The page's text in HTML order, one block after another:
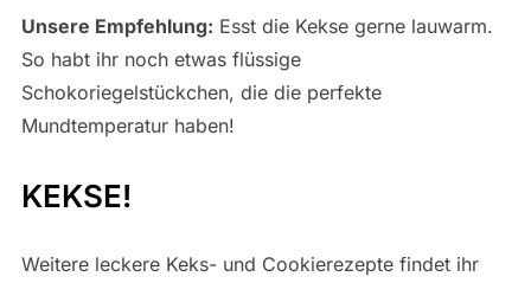
Unsere Empfehlung: Esst die Kekse gerne lauwarm.
So habt ihr noch etwas flüssige
Schokoriegelstückchen, die die perfekte
Mundtemperatur haben!
KEKSE!
Weitere leckere Keks- und Cookierezepte findet ihr